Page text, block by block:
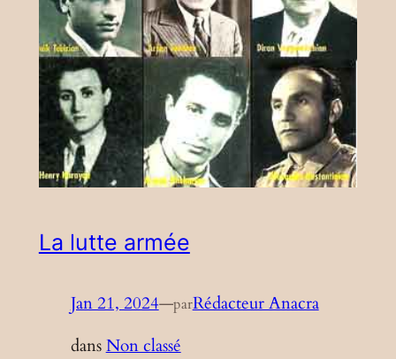
La lutte armée
Jan 21, 2024—parRédacteur Anacra
dansNon classé